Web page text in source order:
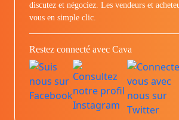
discutez et négociez. Les vendeurs et
vous en simple clic.
Restez connecté avec Cava